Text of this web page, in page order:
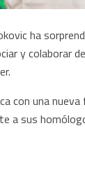
ha
y colaborar
con una
a sus